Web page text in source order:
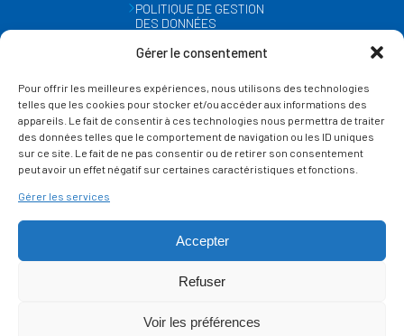
Gérer le consentement
Pour offrir les meilleures expériences, nous utilisons des technologies
telles que les cookies pour stocker et/ou accéder aux informations des
appareils. Le fait de consentir à ces technologies nous permettra de traiter
des données telles que le comportement de navigation ou les ID uniques
sur ce site. Le fait de ne pas consentir ou de retirer son consentement
peut avoir un effet négatif sur certaines caractéristiques et fonctions.
Gérer les services
Accepter
Refuser
Voir les préférences
POLITIQUE DE GESTION
DES DONNÉES
GESTION DES COOKIES
SUIVEZ-NOUS
SUR LES RÉSEAUX
Ce site est protégé par reCAPTCHA et lapolitique de vie privée
service Google s'appliquent.